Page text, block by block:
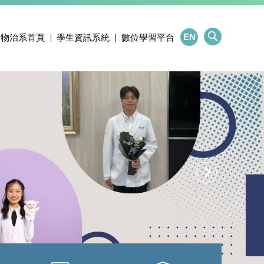
物治系首頁 學生資訊系統 數位學習平台 EN